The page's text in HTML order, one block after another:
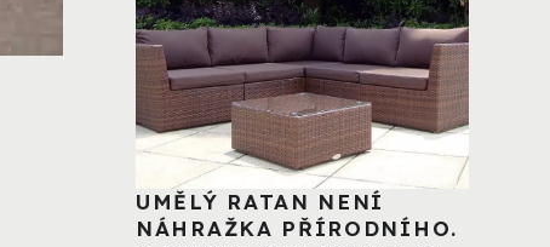
UMĚLÝ RATAN NENÍ
NÁHRAŽKA PŘÍRODNÍHO.